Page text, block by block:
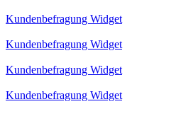
Kundenbefragung Widget
Kundenbefragung Widget
Kundenbefragung Widget
Kundenbefragung Widget